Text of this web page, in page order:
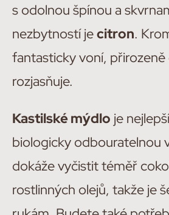
s odolnou špínou a
nezbytností jecitron.
fantasticky voní, přirozeně
rozjasňuje.
Kastilské mýdlo je
biologicky odbouratelnou
dokáže vyčistit téměř
rostlinných olejů, takže je